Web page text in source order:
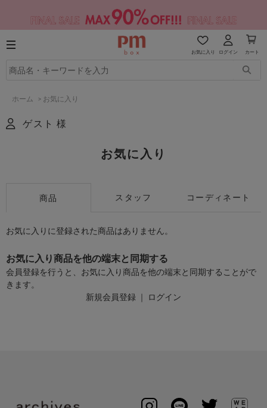
お気に入り ログイン カート
ホーム > お気に入り
ゲスト 様
お気に入り
商品 スタッフ コーディネート
お気に入りに登録された商品はありません。
お気に入り商品を他の端末と同期する
会員登録を行うと、お気に入り商品を他の端末と同期することがで
きます。
新規会員登録 ｜ ログイン